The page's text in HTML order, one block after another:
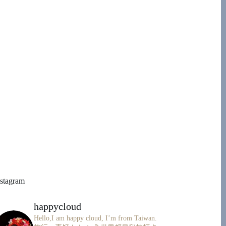
happycloud
Hello,I am happy cloud, I’m from Taiwan.